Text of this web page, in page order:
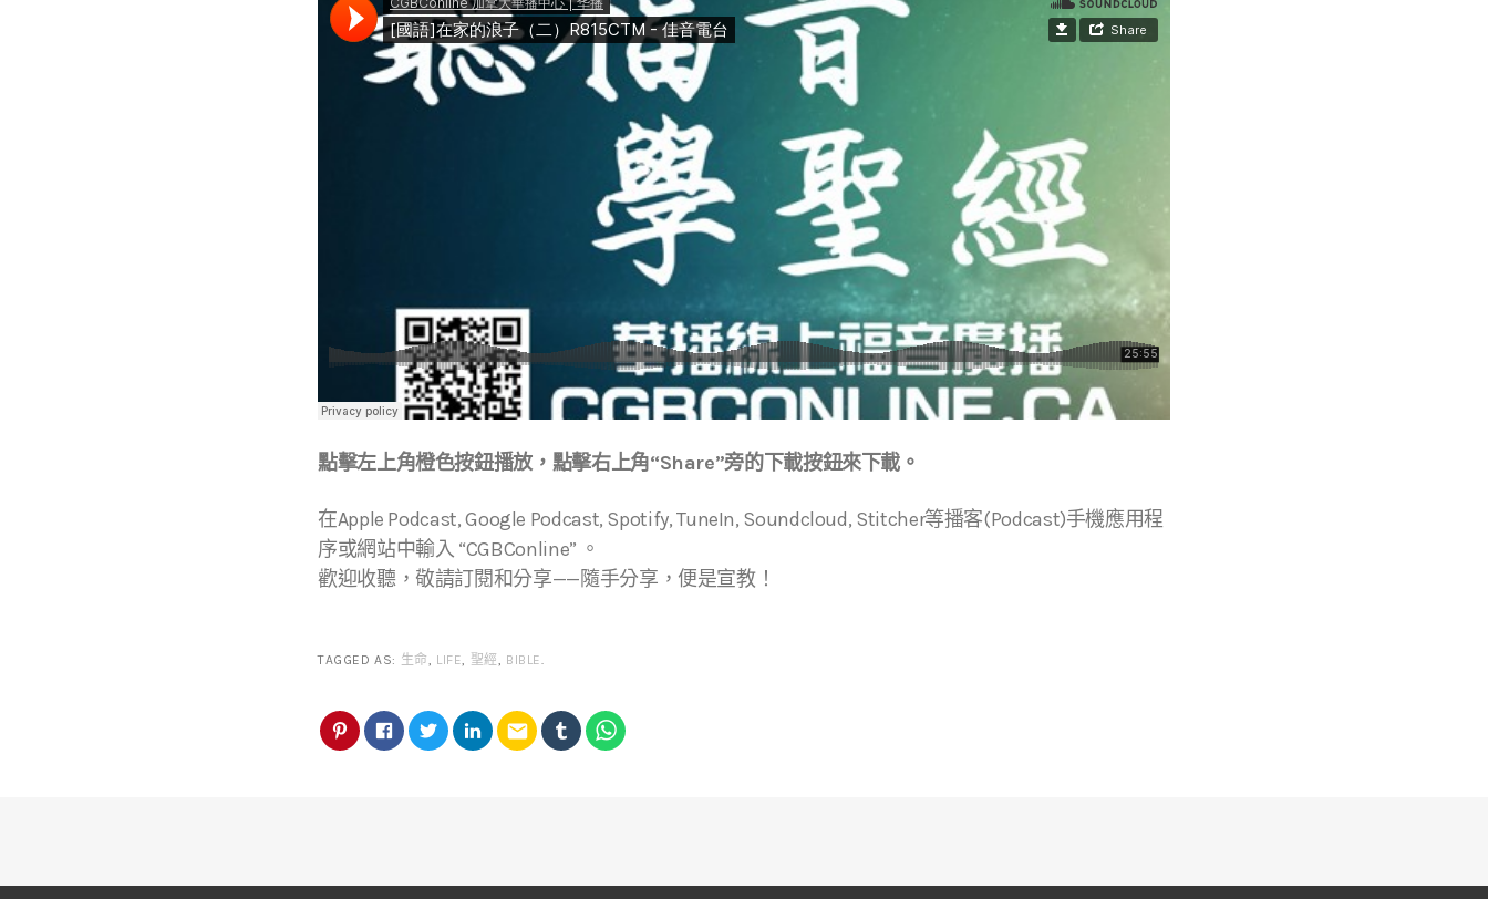
點擊左上角橙色按鈕播放，點擊右上角“Share”旁的下載按鈕來下載。
在Apple Podcast, Google Podcast, Spotify, TuneIn, Soundcloud, Stitcher等播客(Podcast)手機應用程
序或網站中輸入 “CGBConline” 。
歡迎收聽，敬請訂閱和分享——隨手分享，便是宣教！
TAGGED AS: 生命 LIFE 聖經 BIBLE
email